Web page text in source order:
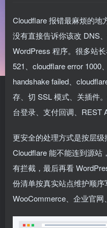
Cloudflare 报错最麻烦的地
没有直接告诉你该改 DNS
WordPress 程序。很多站
521、cloudflare error 1000
handshake failed、
存、切 SSL 模式、关插件
台登录、支付回调、REST
更安全的处理方式是按层级
Cloudflare 能不能连到源站
有拦截，最后再看
份清单按真实站点维护顺序
WooCommerce、企业官网